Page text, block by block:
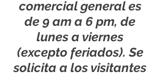
comercial general es
de 9 am a 6 pm, de
lunes a viernes
(excepto feriados). Se
solicita a los visitantes